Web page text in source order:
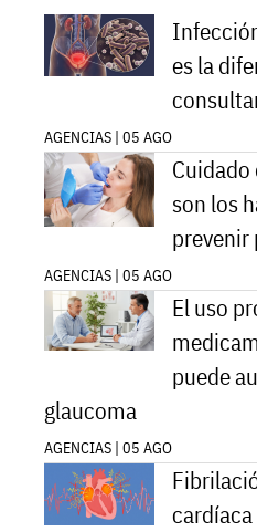
es la
AGENCIAS | 05 AGO
Cuidado
son los
prevenir
AGENCIAS | 05 AGO
El uso
puede
glaucoma
AGENCIAS | 05 AGO